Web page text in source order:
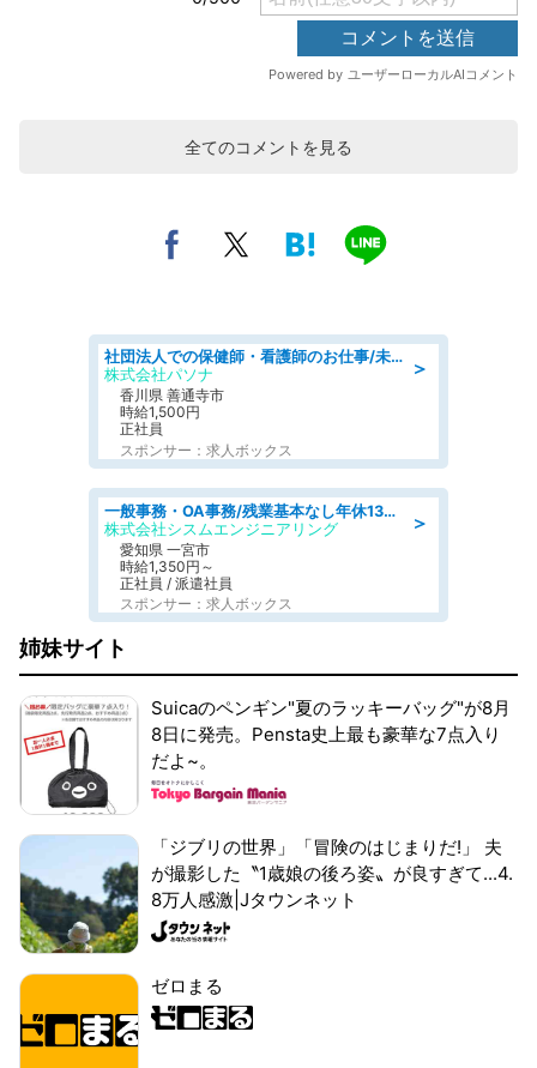
全てのコメントを見る
＞
社団法人での保健師・看護師のお仕事/未経験OK/要資格:普通免許、保健師、正看護師
株式会社パソナ
香川県 善通寺市
時給1,500円
正社員
スポンサー：求人ボックス
＞
一般事務・OA事務/残業基本なし年休130日社保完備の一般・調達事務
株式会社シスムエンジニアリング
愛知県 一宮市
時給1,350円～
正社員 / 派遣社員
スポンサー：求人ボックス
姉妹サイト
Suicaのペンギン"夏のラッキーバッグ"が8月
8日に発売。Pensta史上最も豪華な7点入り
だよ~。
「ジブリの世界」「冒険のはじまりだ!」 夫
が撮影した〝1歳娘の後ろ姿〟が良すぎて...4.
8万人感激|Jタウンネット
ゼロまる